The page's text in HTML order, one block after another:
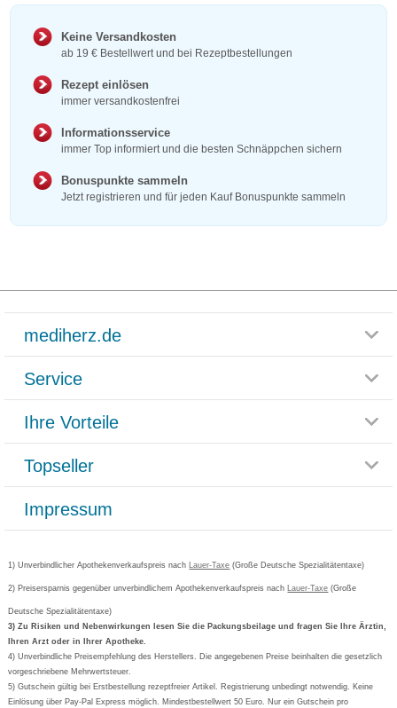
Keine Versandkosten
ab 19 € Bestellwert und bei Rezeptbestellungen
Rezept einlösen
immer versandkostenfrei
Informationsservice
immer Top informiert und die besten Schnäppchen sichern
Bonuspunkte sammeln
Jetzt registrieren und für jeden Kauf Bonuspunkte sammeln
mediherz.de
Glossar
Häufig gestellte Fragen
Datenschutz
AGB
Cookie-Einstellungen
Vertrag widerrufen
Service
Rücksendemöglichkeit
Paketlieferstatus
Versandkosten
Bestellschein ausfüllen
Newsletteranmeldung
Ihre Vorteile
Rezeptlieferung
Bonusprogramm
Gutschein und Rabatte
Kundenbewertung
Topseller
Grippostad
Bepanthen
Formoline
Wick
Eucerin
Basica
Impressum
1) Unverbindlicher Apothekenverkaufspreis nach Lauer-Taxe (Große Deutsche Spezialitätentaxe)
2) Preisersparnis gegenüber unverbindlichem Apothekenverkaufspreis nach Lauer-Taxe (Große
Deutsche Spezialitätentaxe)
3) Zu Risiken und Nebenwirkungen lesen Sie die Packungsbeilage und fragen Sie Ihre Ärztin,
Ihren Arzt oder in Ihrer Apotheke.
4) Unverbindliche Preisempfehlung des Herstellers. Die angegebenen Preise beinhalten die gesetzlich
vorgeschriebene Mehrwertsteuer.
5) Gutschein gültig bei Erstbestellung rezeptfreier Artikel. Registrierung unbedingt notwendig. Keine
Einlösung über Pay-Pal Express möglich. Mindestbestellwert 50 Euro. Nur ein Gutschein pro